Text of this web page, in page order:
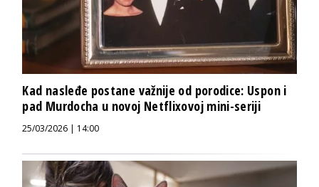
Kad nasleđe postane važnije od porodice: Uspon i
pad Murdocha u novoj Netflixovoj mini-seriji
25/03/2026 | 14:00